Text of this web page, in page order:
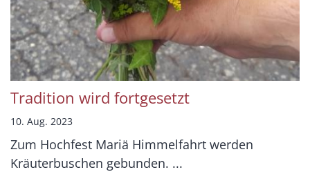
Tradition wird fortgesetzt
10. Aug. 2023
Zum Hochfest Mariä Himmelfahrt werden
Kräuterbuschen gebunden. ...